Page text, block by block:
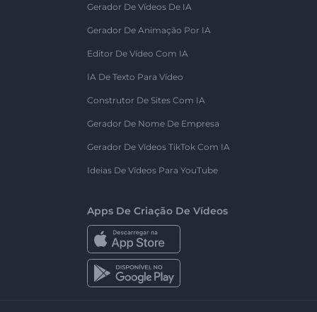
Gerador De Vídeos De IA
Gerador De Animação Por IA
Editor De Vídeo Com IA
IA De Texto Para Vídeo
Construtor De Sites Com IA
Gerador De Nome De Empresa
Gerador De Vídeos TikTok Com IA
Ideias De Vídeos Para YouTube
Apps De Criação De Vídeos